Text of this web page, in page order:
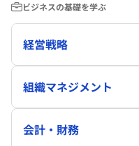
ビジネスの基礎を学ぶ
経営戦略
組織マネジメント
会計・財務